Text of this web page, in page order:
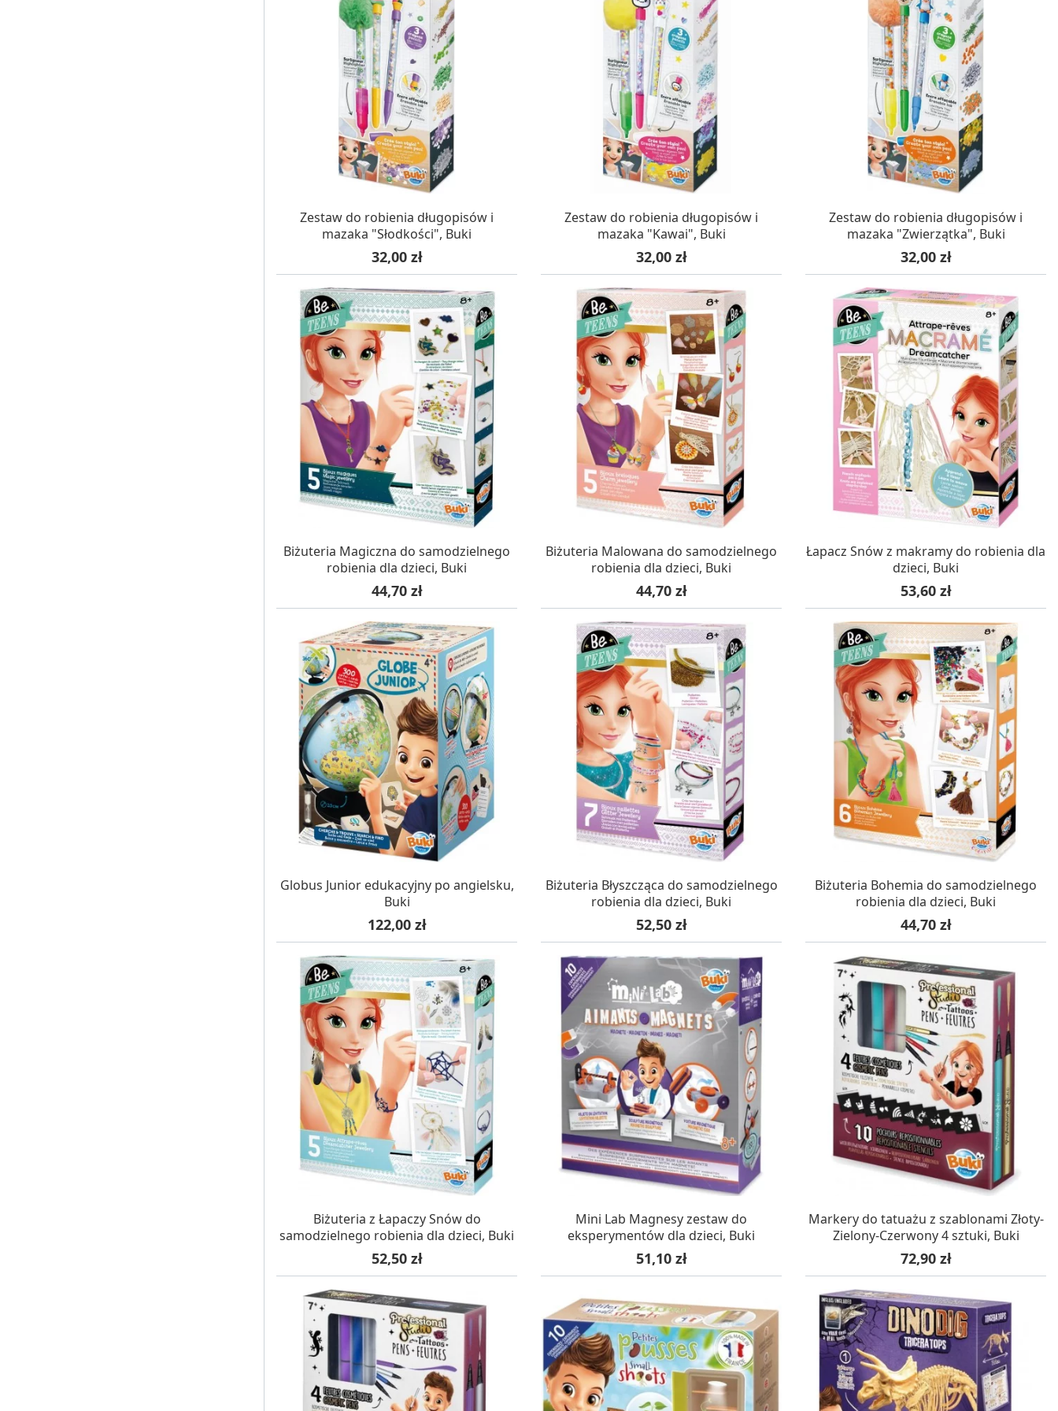
W MAGAZYNIE, DOSTAWA 24H
Zestaw do robienia długopisów i
mazaka "Słodkości", Buki
Cena
32,00 zł
W MAGAZYNIE, DOSTAWA 24H
Zestaw do robienia długopisów i
mazaka "Kawai", Buki
Cena
32,00 zł
W MAGAZYNIE, DOSTAWA 24H
Zestaw do robienia długopisów i
mazaka "Zwierzątka", Buki
Cena
32,00 zł
Biżuteria Magiczna do samodzielnego
robienia dla dzieci, Buki
Cena
44,70 zł
Biżuteria Malowana do samodzielnego
robienia dla dzieci, Buki
Cena
44,70 zł
W MAGAZYNIE, DOSTAWA 24H
Łapacz Snów z makramy do robienia dla
dzieci, Buki
Cena
53,60 zł
Globus Junior edukacyjny po angielsku,
Buki
Cena
122,00 zł
Biżuteria Błyszcząca do samodzielnego
robienia dla dzieci, Buki
Cena
52,50 zł
Biżuteria Bohemia do samodzielnego
robienia dla dzieci, Buki
Cena
44,70 zł
W MAGAZYNIE, DOSTAWA 24H
Biżuteria z Łapaczy Snów do
samodzielnego robienia dla dzieci, Buki
Cena
52,50 zł
W MAGAZYNIE, DOSTAWA 24H
Mini Lab Magnesy zestaw do
eksperymentów dla dzieci, Buki
Cena
51,10 zł
W MAGAZYNIE, DOSTAWA 24H
Markery do tatuażu z szablonami Złoty-
Zielony-Czerwony 4 sztuki, Buki
Cena
72,90 zł